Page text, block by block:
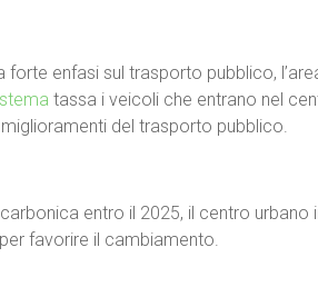
enfasi sul trasporto pubblico,
tassa i veicoli che entrano nel
del trasporto pubblico.
entro il 2025, il centro urbano
favorire il cambiamento.